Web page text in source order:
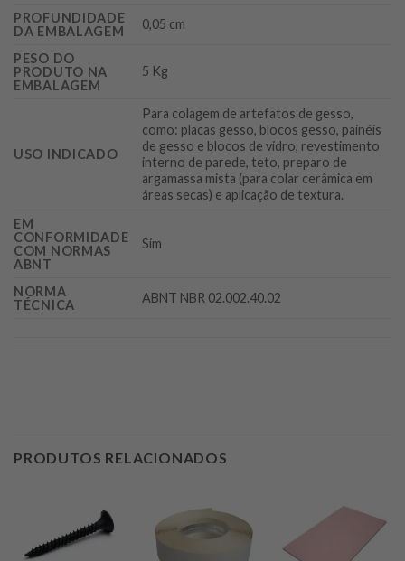
PROFUNDIDADE
DA EMBALAGEM
0,05 cm
PESO DO
PRODUTO NA
EMBALAGEM
5 Kg
USO INDICADO
Para colagem de artefatos de gesso,
como: placas gesso, blocos gesso, painéis
de gesso e blocos de vidro, revestimento
interno de parede, teto, preparo de
argamassa mista (para colar cerâmica em
áreas secas) e aplicação de textura.
EM
CONFORMIDADE
COM NORMAS
ABNT
Sim
NORMA
TÉCNICA
ABNT NBR 02.002.40.02
PRODUTOS RELACIONADOS